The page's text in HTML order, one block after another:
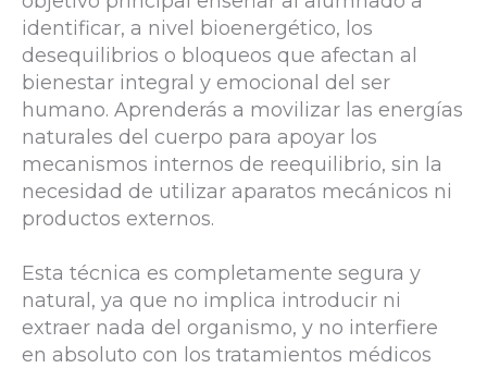
identificar, a nivel bioenergético, los
desequilibrios o bloqueos que afectan al
bienestar integral y emocional del ser
humano. Aprenderás a movilizar las energías
naturales del cuerpo para apoyar los
mecanismos internos de reequilibrio, sin la
necesidad de utilizar aparatos mecánicos ni
productos externos.
Esta técnica es completamente segura y
natural, ya que no implica introducir ni
extraer nada del organismo, y no interfiere
en absoluto con los tratamientos médicos